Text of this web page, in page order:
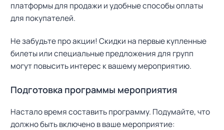
платформы для продажи и удобные способы оплаты
для покупателей.
Не забудьте про акции! Скидки на первые купленные
билеты или специальные предложения для групп
могут повысить интерес к вашему мероприятию.
Подготовка программы мероприятия
Настало время составить программу. Подумайте, что
должно быть включено в ваше мероприятие: